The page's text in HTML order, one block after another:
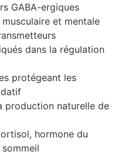
GABA-ergiques
et mentale
dans la régulation
protégeant les
production naturelle de
hormone du